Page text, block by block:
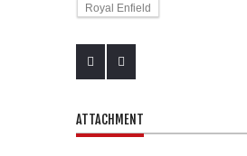
Royal Enfield
ATTACHMENT